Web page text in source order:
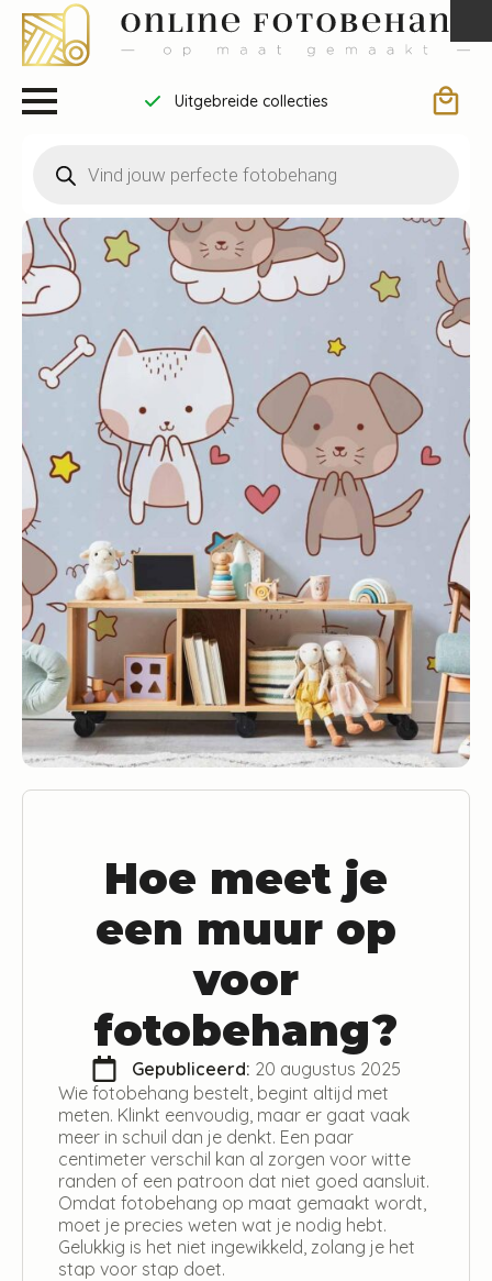
Uitgebreide collecties Draag bij aan een
zoeken
Hoe meet je
een muur op
voor
fotobehang?
Gepubliceerd: 20 augustus 2025
Wie fotobehang bestelt, begint altijd met
meten. Klinkt eenvoudig, maar er gaat vaak
meer in schuil dan je denkt. Een paar
centimeter verschil kan al zorgen voor witte
randen of een patroon dat niet goed aansluit.
Omdat fotobehang op maat gemaakt wordt,
moet je precies weten wat je nodig hebt.
Gelukkig is het niet ingewikkeld, zolang je het
stap voor stap doet.